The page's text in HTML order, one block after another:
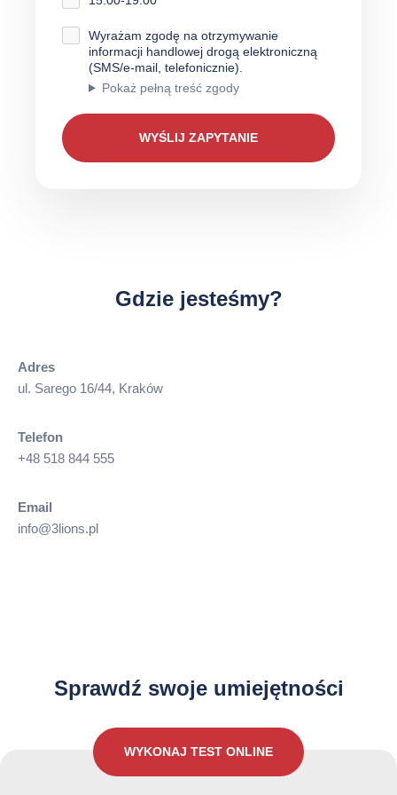
Wyrażam zgodę na otrzymywanie
informacji handlowej drogą elektroniczną
(SMS/e-mail, telefonicznie).
Pokaż pełną treść zgody
Gdzie jesteśmy?
Adres
ul. Sarego 16/44, Kraków
Telefon
+48 518 844 555
Email
info@3lions.pl
Sprawdź swoje umiejętności
WYKONAJ TEST ONLINE